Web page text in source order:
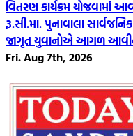
વિતરણ કાર્યક્રમ યોજવામાં
રૂ.સી.મા. પુનાવાલા
જાગૃત યુવાનોએ આગળ આવીને
Fri. Aug 7th, 2026